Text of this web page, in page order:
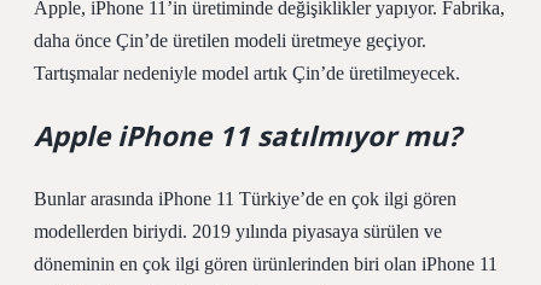
Apple, iPhone 11’in üretiminde değişiklikler yapıyor. Fabrika,
daha önce Çin’de üretilen modeli üretmeye geçiyor.
Tartışmalar nedeniyle model artık Çin’de üretilmeyecek.
Apple iPhone 11 satılmıyor mu?
Bunlar arasında iPhone 11 Türkiye’de en çok ilgi gören
modellerden biriydi. 2019 yılında piyasaya sürülen ve
döneminin en çok ilgi gören ürünlerinden biri olan iPhone 11